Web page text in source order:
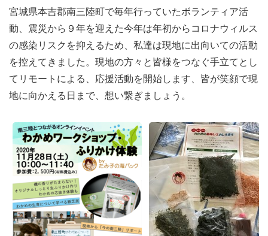
宮城県本吉郡南三陸町で毎年行っていたボランティア活
動、震災から９年を迎えた今年は年初からコロナウィルス
の感染リスクを抑えるため、私達は現地に出向いての活動
を控えてきました。現地の方々と皆様をつなぐ手立てとし
てリモートによる、応援活動を開始します、皆が笑顔で現
地に向かえる日まで、想い繋ぎましょう。